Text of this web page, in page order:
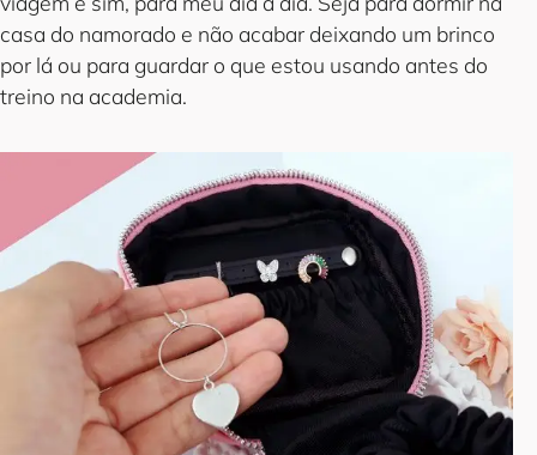
casa do namorado e não acabar deixando um brinco
por lá ou para guardar o que estou usando antes do
treino na academia.